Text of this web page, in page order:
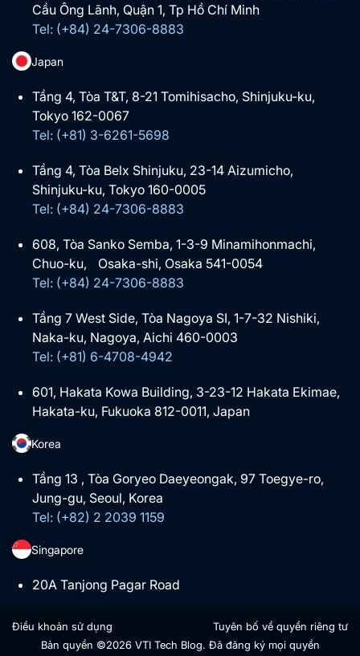
Cầu Ông Lãnh, Quận 1, Tp Hồ Chí Minh
Tel: (+84) 24-7306-8883
Japan
Tầng 4, Tòa T&T, 8-21 Tomihisacho, Shinjuku-ku,
Tokyo 162-0067
Tel: (+81) 3-6261-5698
Tầng 4, Tòa Belx Shinjuku, 23-14 Aizumicho,
Shinjuku-ku, Tokyo 160-0005
Tel: (+84) 24-7306-8883
608, Tòa Sanko Semba, 1-3-9 Minamihonmachi,
Chuo-ku, Osaka-shi, Osaka 541-0054
Tel: (+84) 24-7306-8883
Tầng 7 West Side, Tòa Nagoya SI, 1-7-32 Nishiki,
Naka-ku, Nagoya, Aichi 460-0003
Tel: (+81) 6-4708-4942
601, Hakata Kowa Building, 3-23-12 Hakata Ekimae,
Hakata-ku, Fukuoka 812-0011, Japan
Korea
Tầng 13 , Tòa Goryeo Daeyeongak, 97 Toegye-ro,
Jung-gu, Seoul, Korea
Tel: (+82) 2 2039 1159
Singapore
20A Tanjong Pagar Road
Điều khoản sử dụng
Tuyên bố về quyền riêng tư
Bản quyền ©2026 VTI Tech Blog. Đã đăng ký mọi quyền